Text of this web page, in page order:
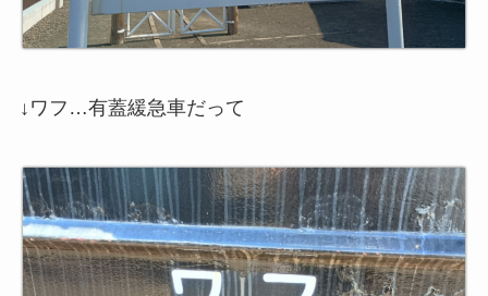
↓ワフ…有蓋緩急車だって